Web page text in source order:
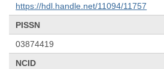
https://hdl.handle.net/11094/11757
PISSN
03874419
NCID